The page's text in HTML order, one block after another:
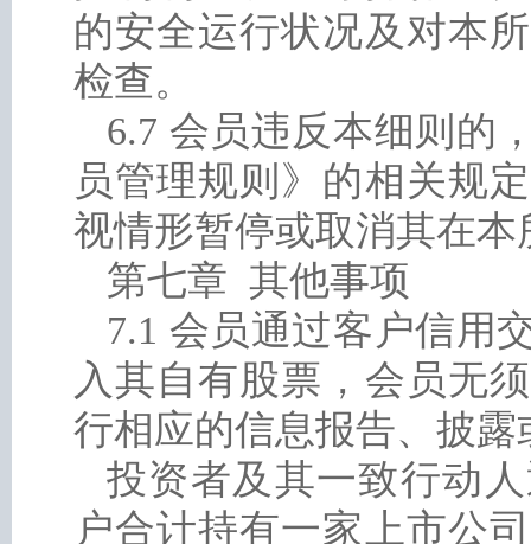
的安全运行状况及对本
检查。
6.7 会员违反本细则的
员管理规则》的相关规
视情形暂停或取消其在
第七章 其他事项
7.1 会员通过客户信用
入其自有股票，会员无
行相应的信息报告、披
投资者及其一致行动
户合计持有一家上市公